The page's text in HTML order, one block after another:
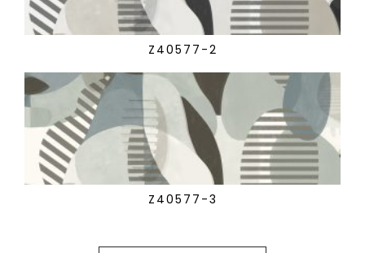
Z40577-2
Z40577-3